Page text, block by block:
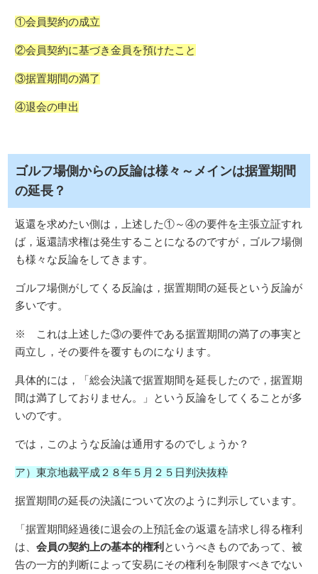
①会員契約の成立
②会員契約に基づき金員を預けたこと
③据置期間の満了
④退会の申出
ゴルフ場側からの反論は様々～メインは据置期間
の延長？
返還を求めたい側は，上述した①～④の要件を主張立証すれ
ば，返還請求権は発生することになるのですが，ゴルフ場側
も様々な反論をしてきます。
ゴルフ場側がしてくる反論は，据置期間の延長という反論が
多いです。
※ これは上述した③の要件である据置期間の満了の事実と
両立し，その要件を覆すものになります。
具体的には，「総会決議で据置期間を延長したので，据置期
間は満了しておりません。」という反論をしてくることが多
いのです。
では，このような反論は通用するのでしょうか？
ア）東京地裁平成２８年５月２５日判決抜粋
据置期間の延長の決議について次のように判示しています。
「据置期間経過後に退会の上預託金の返還を請求し得る権利
は、会員の契約上の基本的権利 というべきものであって、被
告の一方的判断によって安易にその権利を制限すべきでない